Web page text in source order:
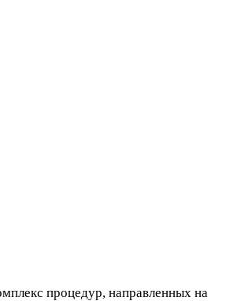
процедур, направленных на